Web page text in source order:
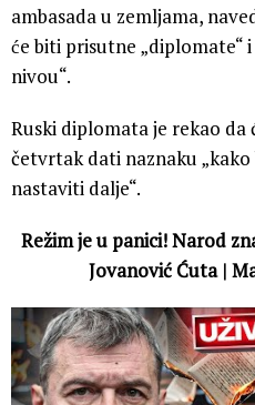
ambasada u zemljama,
će biti prisutne „diplomate“
nivou“.
Ruski diplomata je rekao da
četvrtak dati naznaku
nastaviti dalje“.
Režim je u panici! Narod
Jovanović Ćuta |